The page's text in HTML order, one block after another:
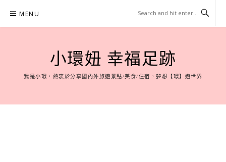
content
MENU
小環妞 幸福足跡
我是小環，熱衷於分享國內外旅遊景點/美食/住宿，夢想【環】遊世界